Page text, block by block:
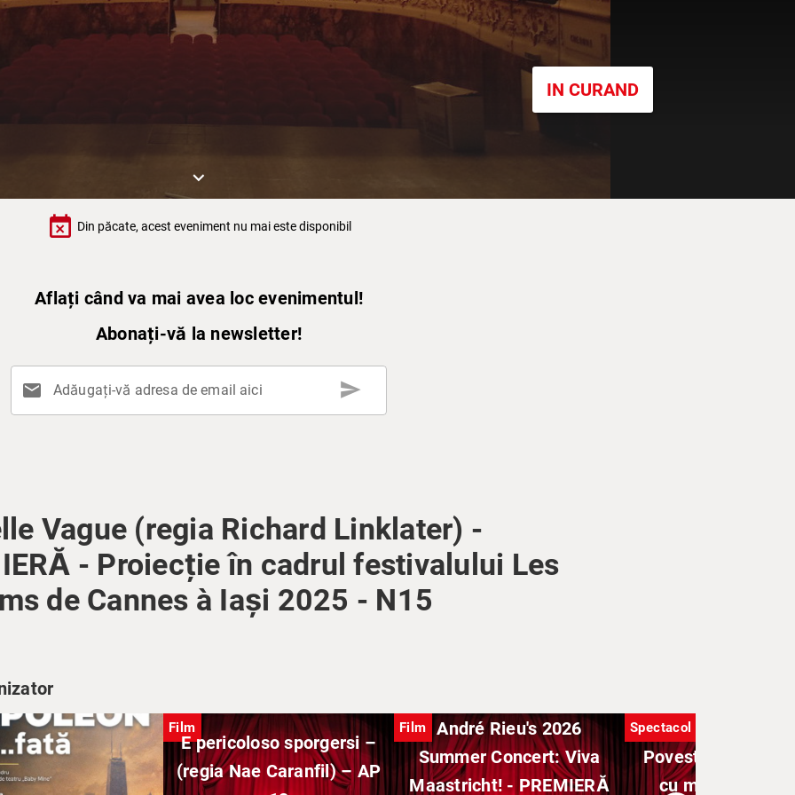
IN CURAND
keyboard_arrow_down
event_busy Din păcate, acest eveniment nu mai este disponibil
Aflați când va mai avea loc evenimentul!
Abonați-vă la newsletter!
mail Adăugați-vă adresa de email aici send
Vague (regia Richard Linklater) -
- Proiecție în cadrul festivalului Les
de Cannes à Iași 2025 - N15
Film
E pericoloso sporgersi –
(regia Nae Caranfil) – AP
Film
André Rieu's 2026
Summer Concert: Viva
Maastricht! - PREMIERĂ
Spectacol
Povestea unui
cu magicianul